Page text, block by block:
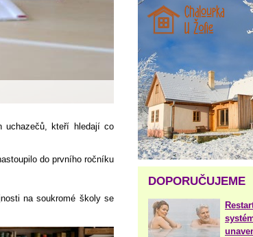
uchazečů, kteří hledají co
do prvního ročníku
na soukromé školy se
DOPORUČUJEME